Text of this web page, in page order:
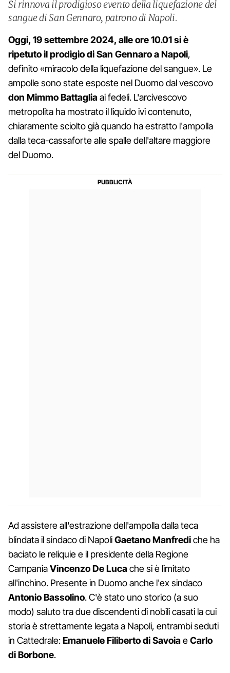
Si rinnova il prodigioso evento della liquefazione del
sangue di San Gennaro, patrono di Napoli.
Oggi, 19 settembre 2024, alle ore 10.01 si è
ripetuto il prodigio di San Gennaro a Napoli,
definito «miracolo della liquefazione del sangue». Le
ampolle sono state esposte nel Duomo dal vescovo
don Mimmo Battagliaai fedeli. L'arcivescovo
metropolita ha mostrato il liquido ivi contenuto,
chiaramente sciolto già quando ha estratto l'ampolla
dalla teca-cassaforte alle spalle dell'altare maggiore
del Duomo.
Ad assistere all'estrazione dell'ampolla dalla teca
blindata il sindaco di NapoliGaetano Manfrediche ha
baciato le reliquie e il presidente della Regione
CampaniaVincenzo De Lucache si è limitato
all'inchino. Presente in Duomo anche l'ex sindaco
Antonio Bassolino. C'è stato uno storico (a suo
modo) saluto tra due discendenti di nobili casati la cui
storia è strettamente legata a Napoli, entrambi seduti
in Cattedrale:Emanuele Filiberto di SavoiaeCarlo
di Borbone.